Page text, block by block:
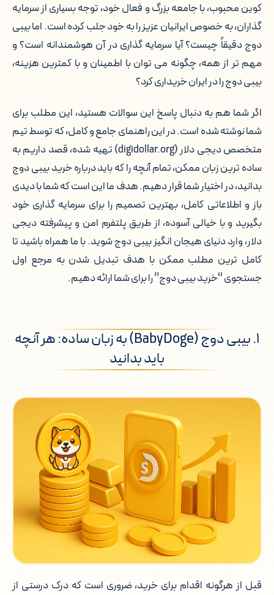
۵. راهنمای گام به گام خرید بیبی دوج از
صرافی دیجی دلار
۶. نگهداری امن بیبی دوج: انتخاب بهترین
کیف پول
۷. فروش بیبی دوج و تبدیل به ریال در
دیجی دلار: به همین سادگی!
۸. نکات تکمیلی و استراتژی سرمایه گذاری
در بیبی دوج از نگاه کارشناسان دیجی دلار
۹. جمع بندی: چرا دیجی دلار بهترین
انتخاب شما برای ورود به دنیای بیبی دوج
است؟
کوین محبوب، با جامعه بزرگ و فعال خود، توجه بسیاری از سرمایه
گذاران، به خصوص ایرانیان عزیز را به خود جلب کرده است. اما بیبی
دوج دقیقاً چیست؟ آیا سرمایه گذاری در آن هوشمندانه است؟ و
مهم تر از همه، چگونه می توان با اطمینان و با کمترین هزینه،
بیبی دوج را در ایران خریداری کرد؟
اگر شما هم به دنبال پاسخ این سوالات هستید، این مطلب برای
شما نوشته شده است. در این راهنمای جامع و کامل، که توسط تیم
متخصص دیجی دلار (digidollar.org) تهیه شده، قصد داریم به
ساده ترین زبان ممکن، تمام آنچه را که باید درباره خرید بیبی دوج
بدانید، در اختیار شما قرار دهیم. هدف ما این است که شما با دیدی
باز و اطلاعاتی کامل، بهترین تصمیم را برای سرمایه گذاری خود
بگیرید و با خیالی آسوده، از طریق پلتفرم امن و پیشرفته دیجی
دلار، وارد دنیای هیجان انگیز بیبی دوج شوید. با ما همراه باشید تا
کامل ترین مطلب ممکن با هدف تبدیل شدن به مرجع اول
جستجوی “خرید بیبی دوج” را برای شما ارائه دهیم.
۱. بیبی دوج (BabyDoge) به زبان ساده: هر آنچه
باید بدانید
قبل از هرگونه اقدام برای خرید، ضروری است که درک درستی از